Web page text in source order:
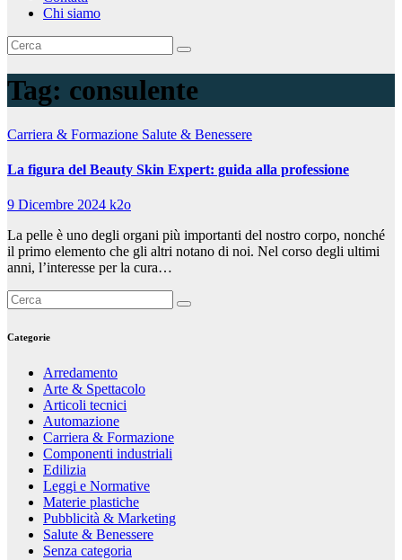
Chi siamo
Tag: consulente
Carriera & Formazione Salute & Benessere
La figura del Beauty Skin Expert: guida alla professione
9 Dicembre 2024 k2o
La pelle è uno degli organi più importanti del nostro corpo, nonché
il primo elemento che gli altri notano di noi. Nel corso degli ultimi
anni, l’interesse per la cura…
Categorie
Arredamento
Arte & Spettacolo
Articoli tecnici
Automazione
Carriera & Formazione
Componenti industriali
Edilizia
Leggi e Normative
Materie plastiche
Pubblicità & Marketing
Salute & Benessere
Senza categoria